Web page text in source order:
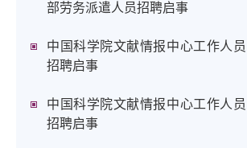
部劳务派遣人员招聘启事
中国科学院文献情报中心工作人员
招聘启事
中国科学院文献情报中心工作人员
招聘启事